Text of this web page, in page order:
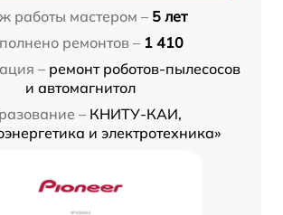
работы мастером – 5 лет
ремонтов – 1 410
– ремонт роботов-пылесосов
и автомагнитол
– КНИТУ-КАИ,
и электротехника»